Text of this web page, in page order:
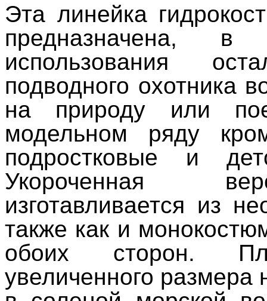
Эта линейка
предназначена,
использования
подводного охотника
на природу или
модельном ряду
подростковые и
Укороченная
изготавливается из
также как и
обоих сторон.
увеличенного